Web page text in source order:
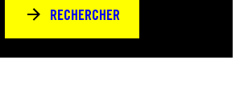
RECHERCHER